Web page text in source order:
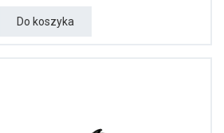
Do koszyka